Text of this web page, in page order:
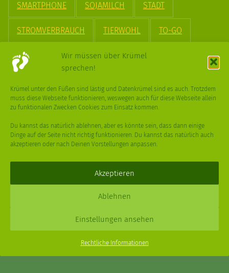
Wir müssen über Krümel
sprechen!
Krümel unter den Füßen sind lästig und Datenkrümel sind es auch. Trotzdem
muss diese Webseite funktionieren, weswegen auch für diese Webseite allein
zu funktionalen Zwecken Cookies zum Einsatz kommen.
Du kannst das natürlich ablehnen, aber es könnte sein, dass dann einige
Dinge auf der Seite nicht richtig funktionieren. Du kannst das natürlich auch
akzeptieren oder nach Deinen Vorstellungen anpassen.
Akzeptieren
Ablehnen
Einstellungen ansehen
Rechtliche Informationen
Menu
SMARTPHONE SOJAMILCH STADT
STROMVERBRAUCH TIERWOHL TO-GO
TREND UPCYCLING VEGAN
WEIHNACHTSBAUM WINTER
XPDT : Marken & Kommunikation